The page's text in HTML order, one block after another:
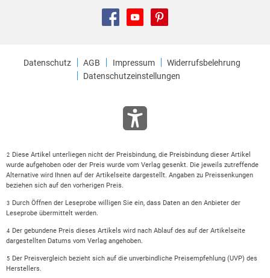
Datenschutz AGB Impressum
Widerrufsbelehrung
Datenschutzeinstellungen
2 Diese Artikel unterliegen nicht der Preisbindung, die Preisbindung dieser Artikel
wurde aufgehoben oder der Preis wurde vom Verlag gesenkt. Die jeweils zutreffende
Alternative wird Ihnen auf der Artikelseite dargestellt. Angaben zu Preissenkungen
beziehen sich auf den vorherigen Preis.
3 Durch Öffnen der Leseprobe willigen Sie ein, dass Daten an den Anbieter der
Leseprobe übermittelt werden.
4 Der gebundene Preis dieses Artikels wird nach Ablauf des auf der Artikelseite
dargestellten Datums vom Verlag angehoben.
5 Der Preisvergleich bezieht sich auf die unverbindliche Preisempfehlung (UVP) des
Herstellers.